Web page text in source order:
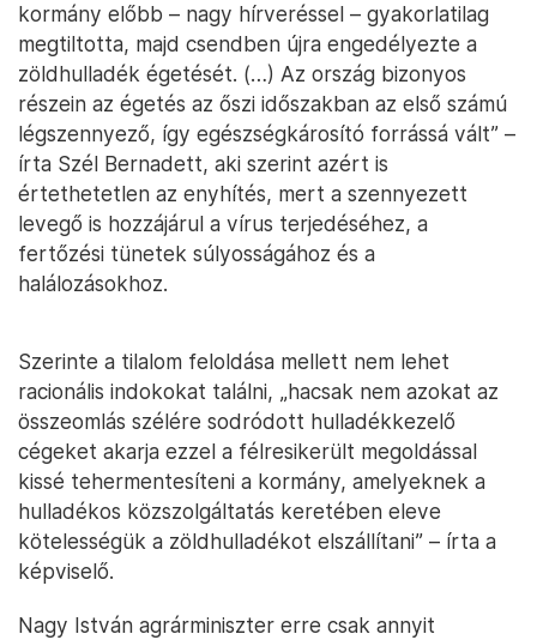
kormány előbb – nagy hírveréssel – gyakorlatilag
megtiltotta, majd csendben újra engedélyezte a
zöldhulladék égetését. (…) Az ország bizonyos
részein az égetés az őszi időszakban az első számú
légszennyező, így egészségkárosító forrássá vált” –
írta Szél Bernadett, aki szerint azért is
értethetetlen az enyhítés, mert a szennyezett
levegő is hozzájárul a vírus terjedéséhez, a
fertőzési tünetek súlyosságához és a
halálozásokhoz.
Szerinte a tilalom feloldása mellett nem lehet
racionális indokokat találni, „hacsak nem azokat az
összeomlás szélére sodródott hulladékkezelő
cégeket akarja ezzel a félresikerült megoldással
kissé tehermentesíteni a kormány, amelyeknek a
hulladékos közszolgáltatás keretében eleve
kötelességük a zöldhulladékot elszállítani” – írta a
képviselő.
Nagy István agrárminiszter erre csak annyit